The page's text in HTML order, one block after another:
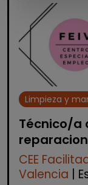
Limpieza y
Técnico/a
CEE
Valencia |